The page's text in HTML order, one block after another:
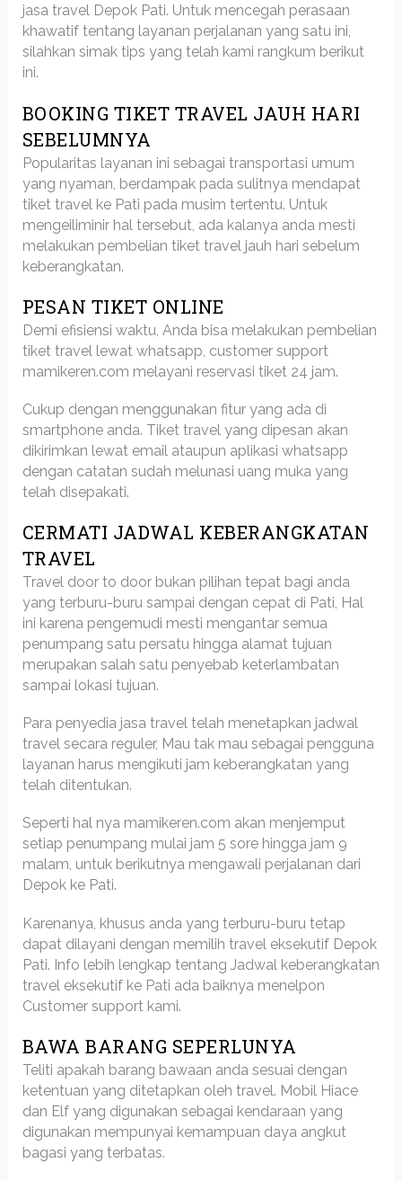
jasa travel Depok Pati. Untuk mencegah perasaan
khawatif tentang layanan perjalanan yang satu ini,
silahkan simak tips yang telah kami rangkum berikut
ini.
BOOKING TIKET TRAVEL JAUH HARI
SEBELUMNYA
Popularitas layanan ini sebagai transportasi umum
yang nyaman, berdampak pada sulitnya mendapat
tiket travel ke Pati pada musim tertentu. Untuk
mengeiliminir hal tersebut, ada kalanya anda mesti
melakukan pembelian tiket travel jauh hari sebelum
keberangkatan.
PESAN TIKET ONLINE
Demi efisiensi waktu, Anda bisa melakukan pembelian
tiket travel lewat whatsapp, customer support
mamikeren.com melayani reservasi tiket 24 jam.
Cukup dengan menggunakan fitur yang ada di
smartphone anda. Tiket travel yang dipesan akan
dikirimkan lewat email ataupun aplikasi whatsapp
dengan catatan sudah melunasi uang muka yang
telah disepakati.
CERMATI JADWAL KEBERANGKATAN
TRAVEL
Travel door to door bukan pilihan tepat bagi anda
yang terburu-buru sampai dengan cepat di Pati, Hal
ini karena pengemudi mesti mengantar semua
penumpang satu persatu hingga alamat tujuan
merupakan salah satu penyebab keterlambatan
sampai lokasi tujuan.
Para penyedia jasa travel telah menetapkan jadwal
travel secara reguler, Mau tak mau sebagai pengguna
layanan harus mengikuti jam keberangkatan yang
telah ditentukan.
Seperti hal nya mamikeren.com akan menjemput
setiap penumpang mulai jam 5 sore hingga jam 9
malam, untuk berikutnya mengawali perjalanan dari
Depok ke Pati.
Karenanya, khusus anda yang terburu-buru tetap
dapat dilayani dengan memilih travel eksekutif Depok
Pati. Info lebih lengkap tentang Jadwal keberangkatan
travel eksekutif ke Pati ada baiknya menelpon
Customer support kami.
BAWA BARANG SEPERLUNYA
Teliti apakah barang bawaan anda sesuai dengan
ketentuan yang ditetapkan oleh travel. Mobil Hiace
dan Elf yang digunakan sebagai kendaraan yang
digunakan mempunyai kemampuan daya angkut
bagasi yang terbatas.